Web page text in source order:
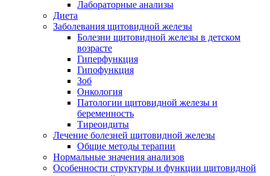
Лабораторные анализы
Диета
Заболевания щитовидной железы
Болезни щитовидной железы в детском
возрасте
Гиперфункция
Гипофункция
Зоб
Онкология
Патологии щитовидной железы и
беременность
Тиреоидиты
Лечение болезней щитовидной железы
Общие методы терапии
Нормальные значения анализов
Особенности структуры и функции щитовидной